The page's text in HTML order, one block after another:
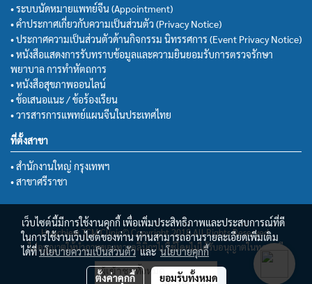
• ระบบนัดหมายแพทย์จีน (Appointment)
• คำประกาศเกี่ยวกับความเป็นส่วนตัว (Privacy Notice)
• ประกาศความเป็นส่วนตัวด้านกิจกรรม นิทรรศการ (Event Privacy Notice)
• หนังสือแสดงการรับทราบข้อมูลและความยินยอมรับการตรวจรักษา
พยาบาล การทำหัตถการ
• หนังสือสุขภาพออนไลน์
• ข้อเสนอแนะ / ข้อร้องเรียน
• วารสารการแพทย์แผนจีนในประเทศไทย
ที่ตั้งสาขา
• สำนักงานใหญ่ กรุงเทพฯ
• สาขาศรีราชา
Huachiew TCM Clinic© Copyright 2018 All Rights Reserved.
ไม่อนุญาตให้นำภาพของทางคลินิกฯไปใช้โดยไม่ได้รับอนุญาตในทุกกรณี
ผู้เข้าชมทั้งหมด
เว็บไซต์นี้มีการใช้งานคุกกี้ เพื่อเพิ่มประสิทธิภาพและประสบการณ์ที่ดี
ในการใช้งานเว็บไซต์ของท่าน ท่านสามารถอ่านรายละเอียดเพิ่มเติม
ได้ที่นโยบายความเป็นส่วนตัวและนโยบายคุกกี้
ตั้งค่าคุกกี้ ยอมรับทั้งหมด